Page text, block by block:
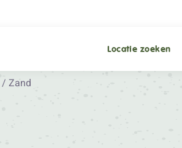
Locatie zoeken
/ Zand